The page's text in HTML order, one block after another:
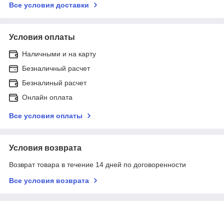
Все условия доставки
Условия оплаты
Наличными и на карту
Безналичный расчет
Безналиный расчет
Онлайн оплата
Все условия оплаты
Условия возврата
Возврат товара в течение 14 дней по договоренности
Все условия возврата